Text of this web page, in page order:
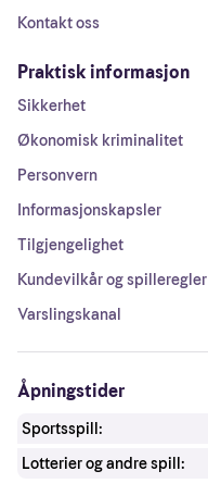
Kontakt oss
Praktisk informasjon
Sikkerhet
Økonomisk kriminalitet
Personvern
Informasjonskapsler
Tilgjengelighet
Kundevilkår og spilleregler
Varslingskanal
Åpningstider
Sportsspill:
Lotterier og andre spill: